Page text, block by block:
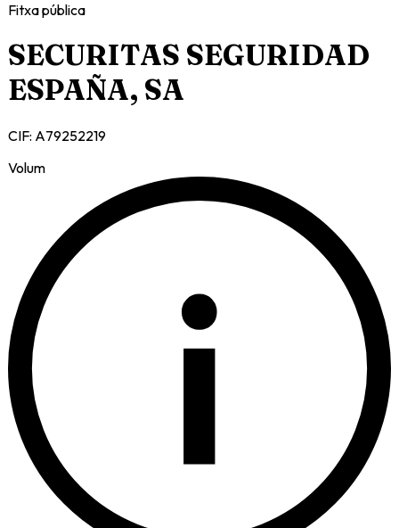
Fitxa pública
SECURITAS SEGURIDAD
ESPAÑA, SA
CIF: A79252219
Volum
i